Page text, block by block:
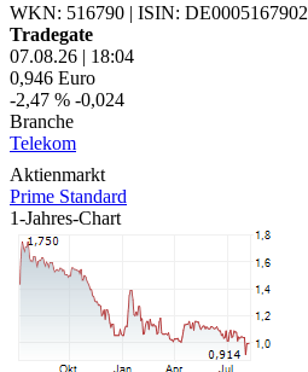
WKN: 516790 | ISIN: DE0005167902
Tradegate
07.08.26 | 18:04
0,946 Euro
-2,47 % -0,024
Branche
Telekom
Aktienmarkt
Prime Standard
1-Jahres-Chart